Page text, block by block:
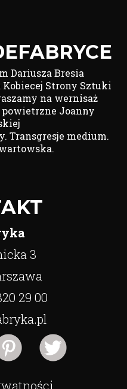
Dariusza Bresia
Kobiecej Strony Sztuki
na wernisaż
Joanny
Transgresje medium.
3
29 00